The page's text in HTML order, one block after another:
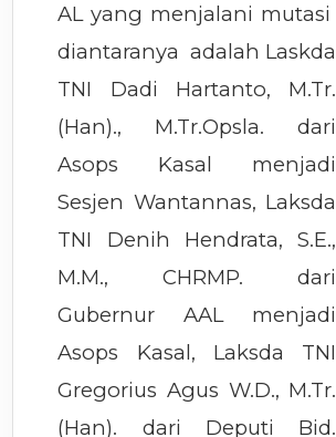
AL yang menjalani mutasi
diantaranya adalah Laskda
TNI Dadi Hartanto, M.Tr.
(Han)., M.Tr.Opsla. dari
Asops Kasal menjadi
Sesjen Wantannas, Laksda
TNI Denih Hendrata, S.E.,
M.M., CHRMP. dari
Gubernur AAL menjadi
Asops Kasal, Laksda TNI
Gregorius Agus W.D., M.Tr.
(Han). dari Deputi Bid.